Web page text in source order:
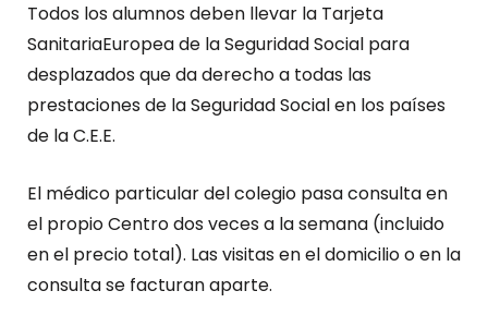
Todos los alumnos deben llevar la Tarjeta
SanitariaEuropea de la Seguridad Social para
desplazados que da derecho a todas las
prestaciones de la Seguridad Social en los países
de la C.E.E.
El médico particular del colegio pasa consulta en
el propio Centro dos veces a la semana (incluido
en el precio total). Las visitas en el domicilio o en la
consulta se facturan aparte.